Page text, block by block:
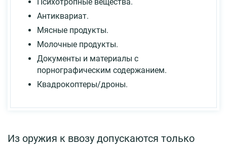
Антиквариат.
Мясные продукты.
Молочные продукты.
Документы и материалы с
порнографическим содержанием.
Квадрокоптеры/дроны.
Из оружия к ввозу допускаются только